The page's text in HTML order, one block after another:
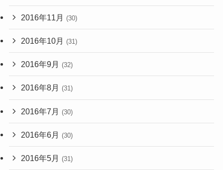
2016年11月 (30)
2016年10月 (31)
2016年9月 (32)
2016年8月 (31)
2016年7月 (30)
2016年6月 (30)
2016年5月 (31)